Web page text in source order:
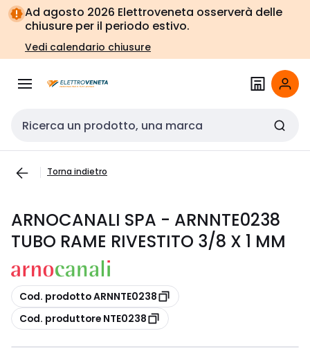
Vai alla
navigazione
Vai
alla
pagina
Ad agosto 2026 Elettroveneta osserverà delle
chiusure per il periodo estivo.
Vedi calendario chiusure
Cerca input
Torna indietro
ARNOCANALI SPA - ARNNTE0238
TUBO RAME RIVESTITO 3/8 X 1 MM
copia
Cod. prodotto ARNNTE0238
copia
Cod. produttore NTE0238